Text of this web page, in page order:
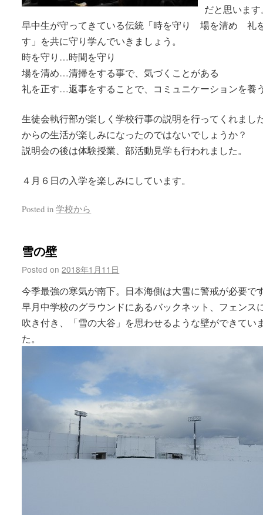
だと思います
早中生が守ってきている伝統「時を守り 場を清め 礼
す」を共に守り学んでいきましょう。
時を守り…時間を守り
場を清め…清掃をする事で、気づくことがある
礼を正す…返事をすることで、コミュニケーションを養
生徒会執行部が楽しく学校行事の説明を行ってくれまし
からの生活が楽しみになったのではないでしょうか？
説明会の後は体験授業、部活動見学も行われました。
４月６日の入学を楽しみにしています。
Posted in 学校から
雪の壁
Posted on 2018年1月11日
今季最強の寒気が南下。日本海側は大雪に警戒が必要で
早月中学校のグラウンドにあるバックネット、フェンス
吹き付き、「雪の大谷」を思わせるような壁ができてい
た。